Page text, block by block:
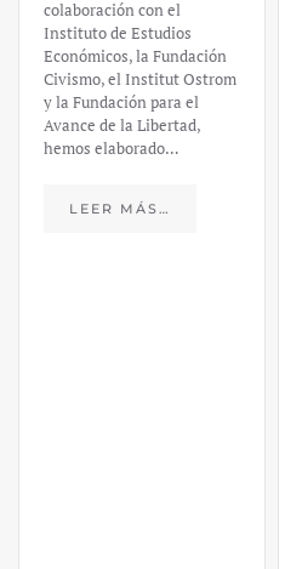
colaboración con el
Instituto de Estudios
Económicos, la Fundación
Civismo, el Institut Ostrom
y la Fundación para el
Avance de la Libertad,
hemos elaborado…
LEER MÁS…